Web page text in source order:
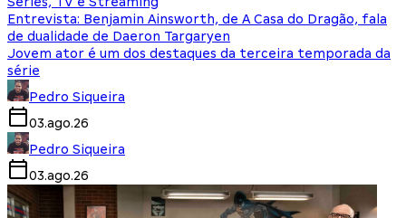
Entrevista: Benjamin Ainsworth, de A Casa do Dragão, fala
de dualidade de Daeron Targaryen
Jovem ator é um dos destaques da terceira temporada da
série
Pedro Siqueira
03.ago.26
Pedro Siqueira
03.ago.26